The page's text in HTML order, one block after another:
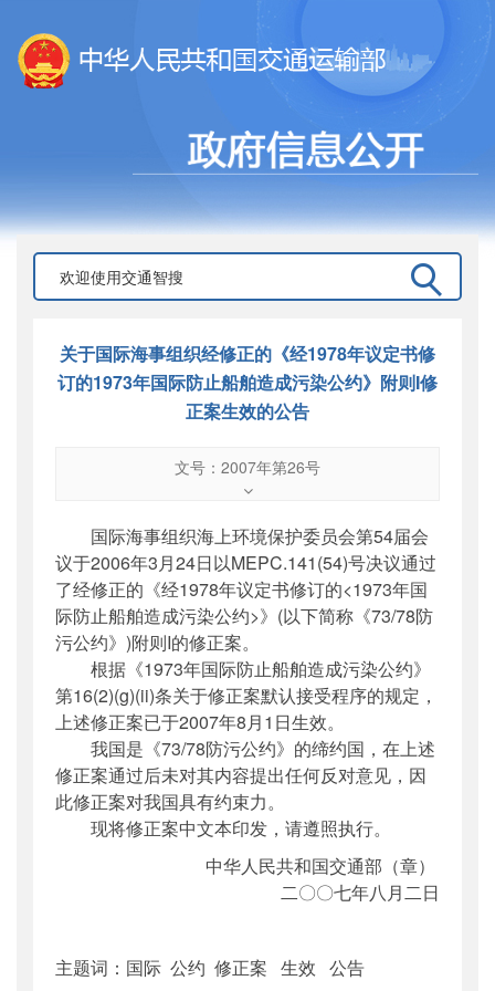
关于国际海事组织经修正的《经1978年议定书修
订的1973年国际防止船舶造成污染公约》附则I修
正案生效的公告
文号：2007年第26号
2007年第26号
公开日期：2007年08月02日
主题词 ：
国际;;公约;;修正案;;;生效;;;公告
机构分类：国际合作司
主题分类：其他
公文类型：其他
国际海事组织海上环境保护委员会第54届会
议于2006年3月24日以MEPC.141(54)号决议通过
了经修正的《经1978年议定书修订的<1973年国
际防止船舶造成污染公约>》(以下简称《73/78防
污公约》)附则I的修正案。
根据《1973年国际防止船舶造成污染公约》
第16(2)(g)(ii)条关于修正案默认接受程序的规定，
上述修正案已于2007年8月1日生效。
我国是《73/78防污公约》的缔约国，在上述
修正案通过后未对其内容提出任何反对意见，因
此修正案对我国具有约束力。
现将修正案中文本印发，请遵照执行。
中华人民共和国交通部（章）
二〇〇七年八月二日
主题词：国际 公约 修正案 生效 公告